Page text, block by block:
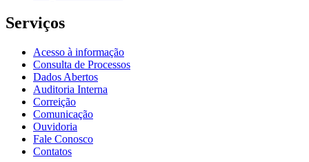
Serviços
Acesso à informação
Consulta de Processos
Dados Abertos
Auditoria Interna
Correição
Comunicação
Ouvidoria
Fale Conosco
Contatos